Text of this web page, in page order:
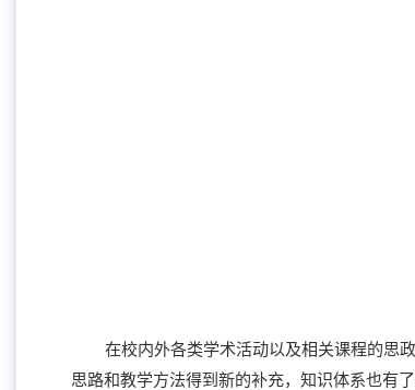
在校内外各类学术活动以及相关课程的思
思路和教学方法得到新的补充，知识体系也有